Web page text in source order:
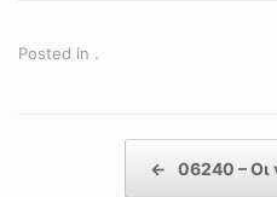
Posted in .
← 06240 – Οι